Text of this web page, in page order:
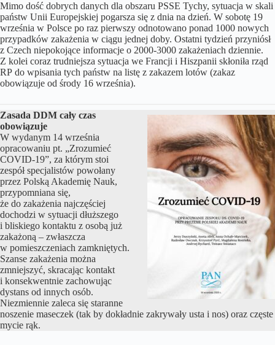
Mimo dość dobrych danych dla obszaru PSSE Tychy, sytuacja w skali
państw Unii Europejskiej pogarsza się z dnia na dzień. W sobotę 19
września w Polsce po raz pierwszy odnotowano ponad 1000 nowych
przypadków zakażenia w ciągu jednej doby. Ostatni tydzień przyniósł
z Czech niepokojące informacje o 2000-3000 zakażeniach dziennie.
Z kolei coraz trudniejsza sytuacja we Francji i Hiszpanii skłoniła rząd
RP do wpisania tych państw na listę z zakazem lotów (zakaz
obowiązuje od środy 16 września).
Zasada DDM cały czas
obowiązuje
W wydanym 14 września
opracowaniu pt. „Zrozumieć
COVID-19”, za którym stoi
zespół specjalistów powołany
przez Polską Akademię Nauk,
przypomniana się,
że do zakażenia najczęściej
dochodzi w sytuacji dłuższego
i bliskiego kontaktu z osobą już
zakażoną – zwłaszcza
w pomieszczeniach zamkniętych.
Szanse zakażenia można
zmniejszyć, skracając kontakt
i konsekwentnie zachowując
dystans od innych osób.
Niezmiennie zaleca się staranne
noszenie maseczek (tak by dokładnie zakrywały usta i nos) oraz częste
mycie rąk.